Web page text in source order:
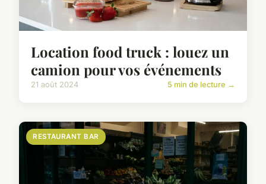
Location food truck : louez un
camion pour vos événements
21 août 2024 5 min de lecture →
RESTAURANT BAR